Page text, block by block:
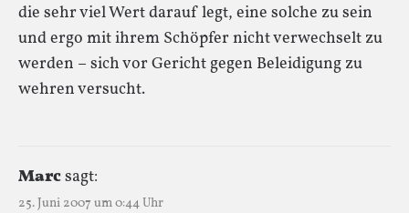
die sehr viel Wert darauf legt, eine solche zu sein
und ergo mit ihrem Schöpfer nicht verwechselt zu
werden – sich vor Gericht gegen Beleidigung zu
wehren versucht.
Marcsagt:
25. Juni 2007 um 0:44 Uhr